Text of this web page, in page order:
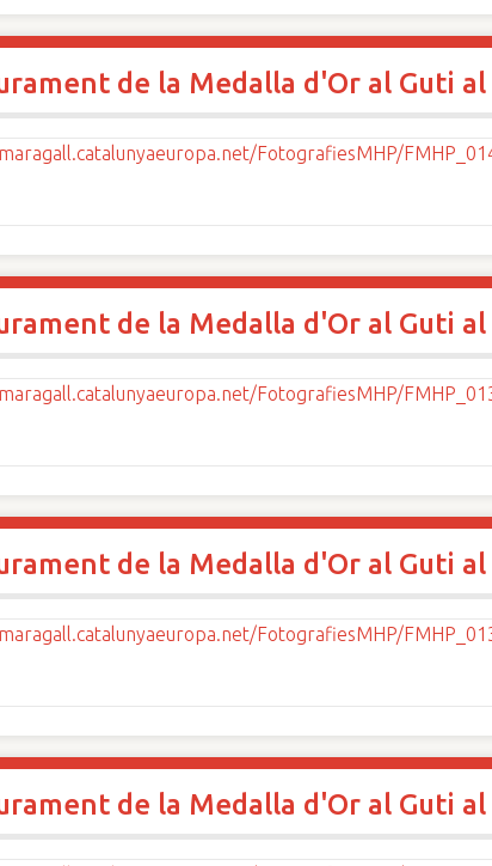
de la Medalla d'Or al Guti al
de la Medalla d'Or al Guti al
de la Medalla d'Or al Guti al
de la Medalla d'Or al Guti al